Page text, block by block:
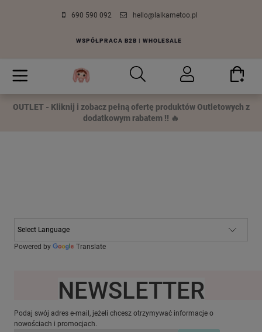
690 590 092 hello@lalkametoo.pl
WSPÓŁPRACA B2B | WHOLESALE
OUTLET - Kliknij i zobacz pełną ofertę produktów Outletowych z
dodatkowym rabatem !! 🔥
Powered by Translate
Ten produkt jest niedostępny.
NEWSLETTER
Podaj swój adres e-mail, jeżeli chcesz otrzymywać informacje o
nowościach i promocjach.